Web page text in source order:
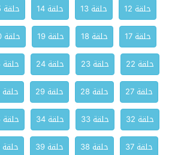
حلقة 12
حلقة 13 حلقة 14 حلقة 15
حلقة 17
حلقة 18 حلقة 19 حلقة 20
حلقة 22
حلقة 23 حلقة 24 حلقة 25
حلقة 27
حلقة 28 حلقة 29 حلقة 30
حلقة 32
حلقة 33 حلقة 34 حلقة 35
حلقة 37
حلقة 38 حلقة 39 حلقة 40